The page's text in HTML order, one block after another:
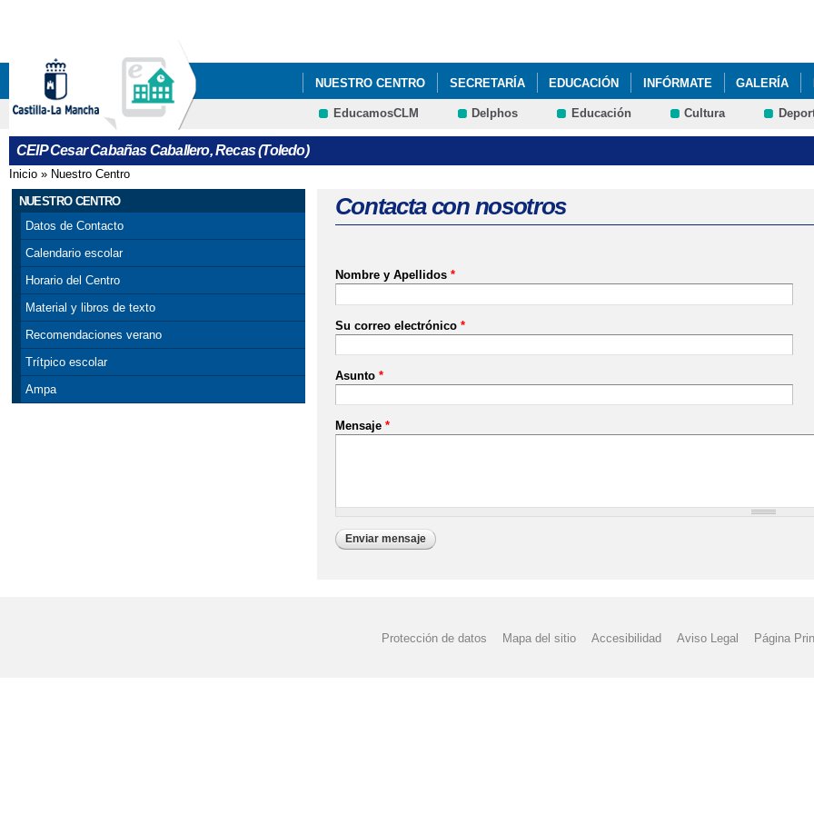
NUESTRO CENTRO SECRETARÍA EDUCACIÓN INFÓRMATE GALERÍA
PROGRAMA PREPARA-T
EducamosCLM Delphos Educación Cultura
CEIP Cesar Cabañas Caballero, Recas (Toledo)
Se encuentra usted aquí
Inicio » Nuestro Centro
NUESTRO CENTRO
Datos de Contacto
Calendario escolar
Horario del Centro
Material y libros de texto
Recomendaciones verano
Trítpico escolar
Ampa
Contacta con nosotros
Nombre y Apellidos *
Su correo electrónico *
Asunto *
Mensaje *
Protección de datos Mapa del sitio Accesibilidad Aviso Legal Página